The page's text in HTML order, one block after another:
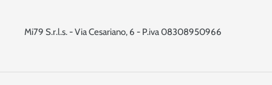
Mi79 S.r.l.s. - Via Cesariano, 6 - P.iva 08308950966